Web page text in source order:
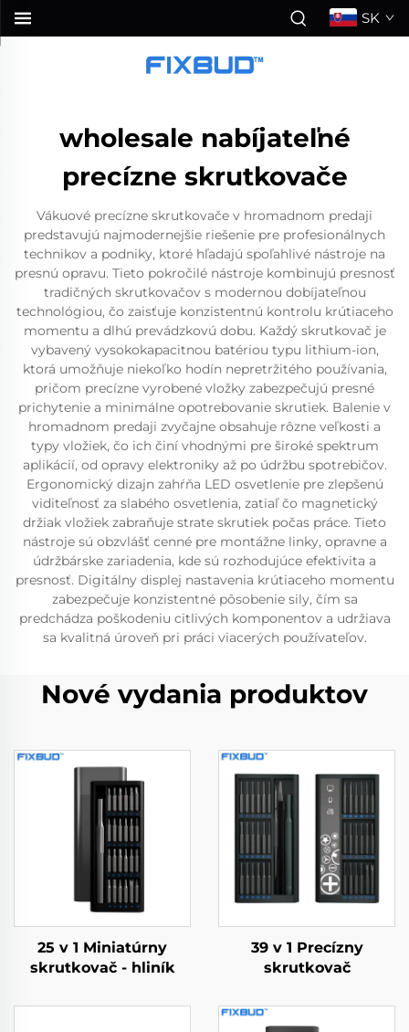
SK
wholesale nabíjateľné
precízne skrutkovače
Vákuové precízne skrutkovače v hromadnom predaji
predstavujú najmodernejšie riešenie pre profesionálnych
technikov a podniky, ktoré hľadajú spoľahlivé nástroje na
presnú opravu. Tieto pokročilé nástroje kombinujú presnosť
tradičných skrutkovačov s modernou dobíjateľnou
technológiou, čo zaisťuje konzistentnú kontrolu krútiaceho
momentu a dlhú prevádzkovú dobu. Každý skrutkovač je
vybavený vysokokapacitnou batériou typu lithium-ion,
ktorá umožňuje niekoľko hodín nepretržitého používania,
pričom precízne vyrobené vložky zabezpečujú presné
prichytenie a minimálne opotrebovanie skrutiek. Balenie v
hromadnom predaji zvyčajne obsahuje rôzne veľkosti a
typy vložiek, čo ich činí vhodnými pre široké spektrum
aplikácií, od opravy elektroniky až po údržbu spotrebičov.
Ergonomický dizajn zahŕňa LED osvetlenie pre zlepšenú
viditeľnosť za slabého osvetlenia, zatiaľ čo magnetický
držiak vložiek zabraňuje strate skrutiek počas práce. Tieto
nástroje sú obzvlášť cenné pre montážne linky, opravne a
údržbárske zariadenia, kde sú rozhodujúce efektivita a
presnosť. Digitálny displej nastavenia krútiaceho momentu
zabezpečuje konzistentné pôsobenie sily, čím sa
predchádza poškodeniu citlivých komponentov a udržiava
sa kvalitná úroveň pri práci viacerých používateľov.
Nové vydania produktov
25 v 1 Miniatúrny
skrutkovač - hliník
39 v 1 Precízny
skrutkovač